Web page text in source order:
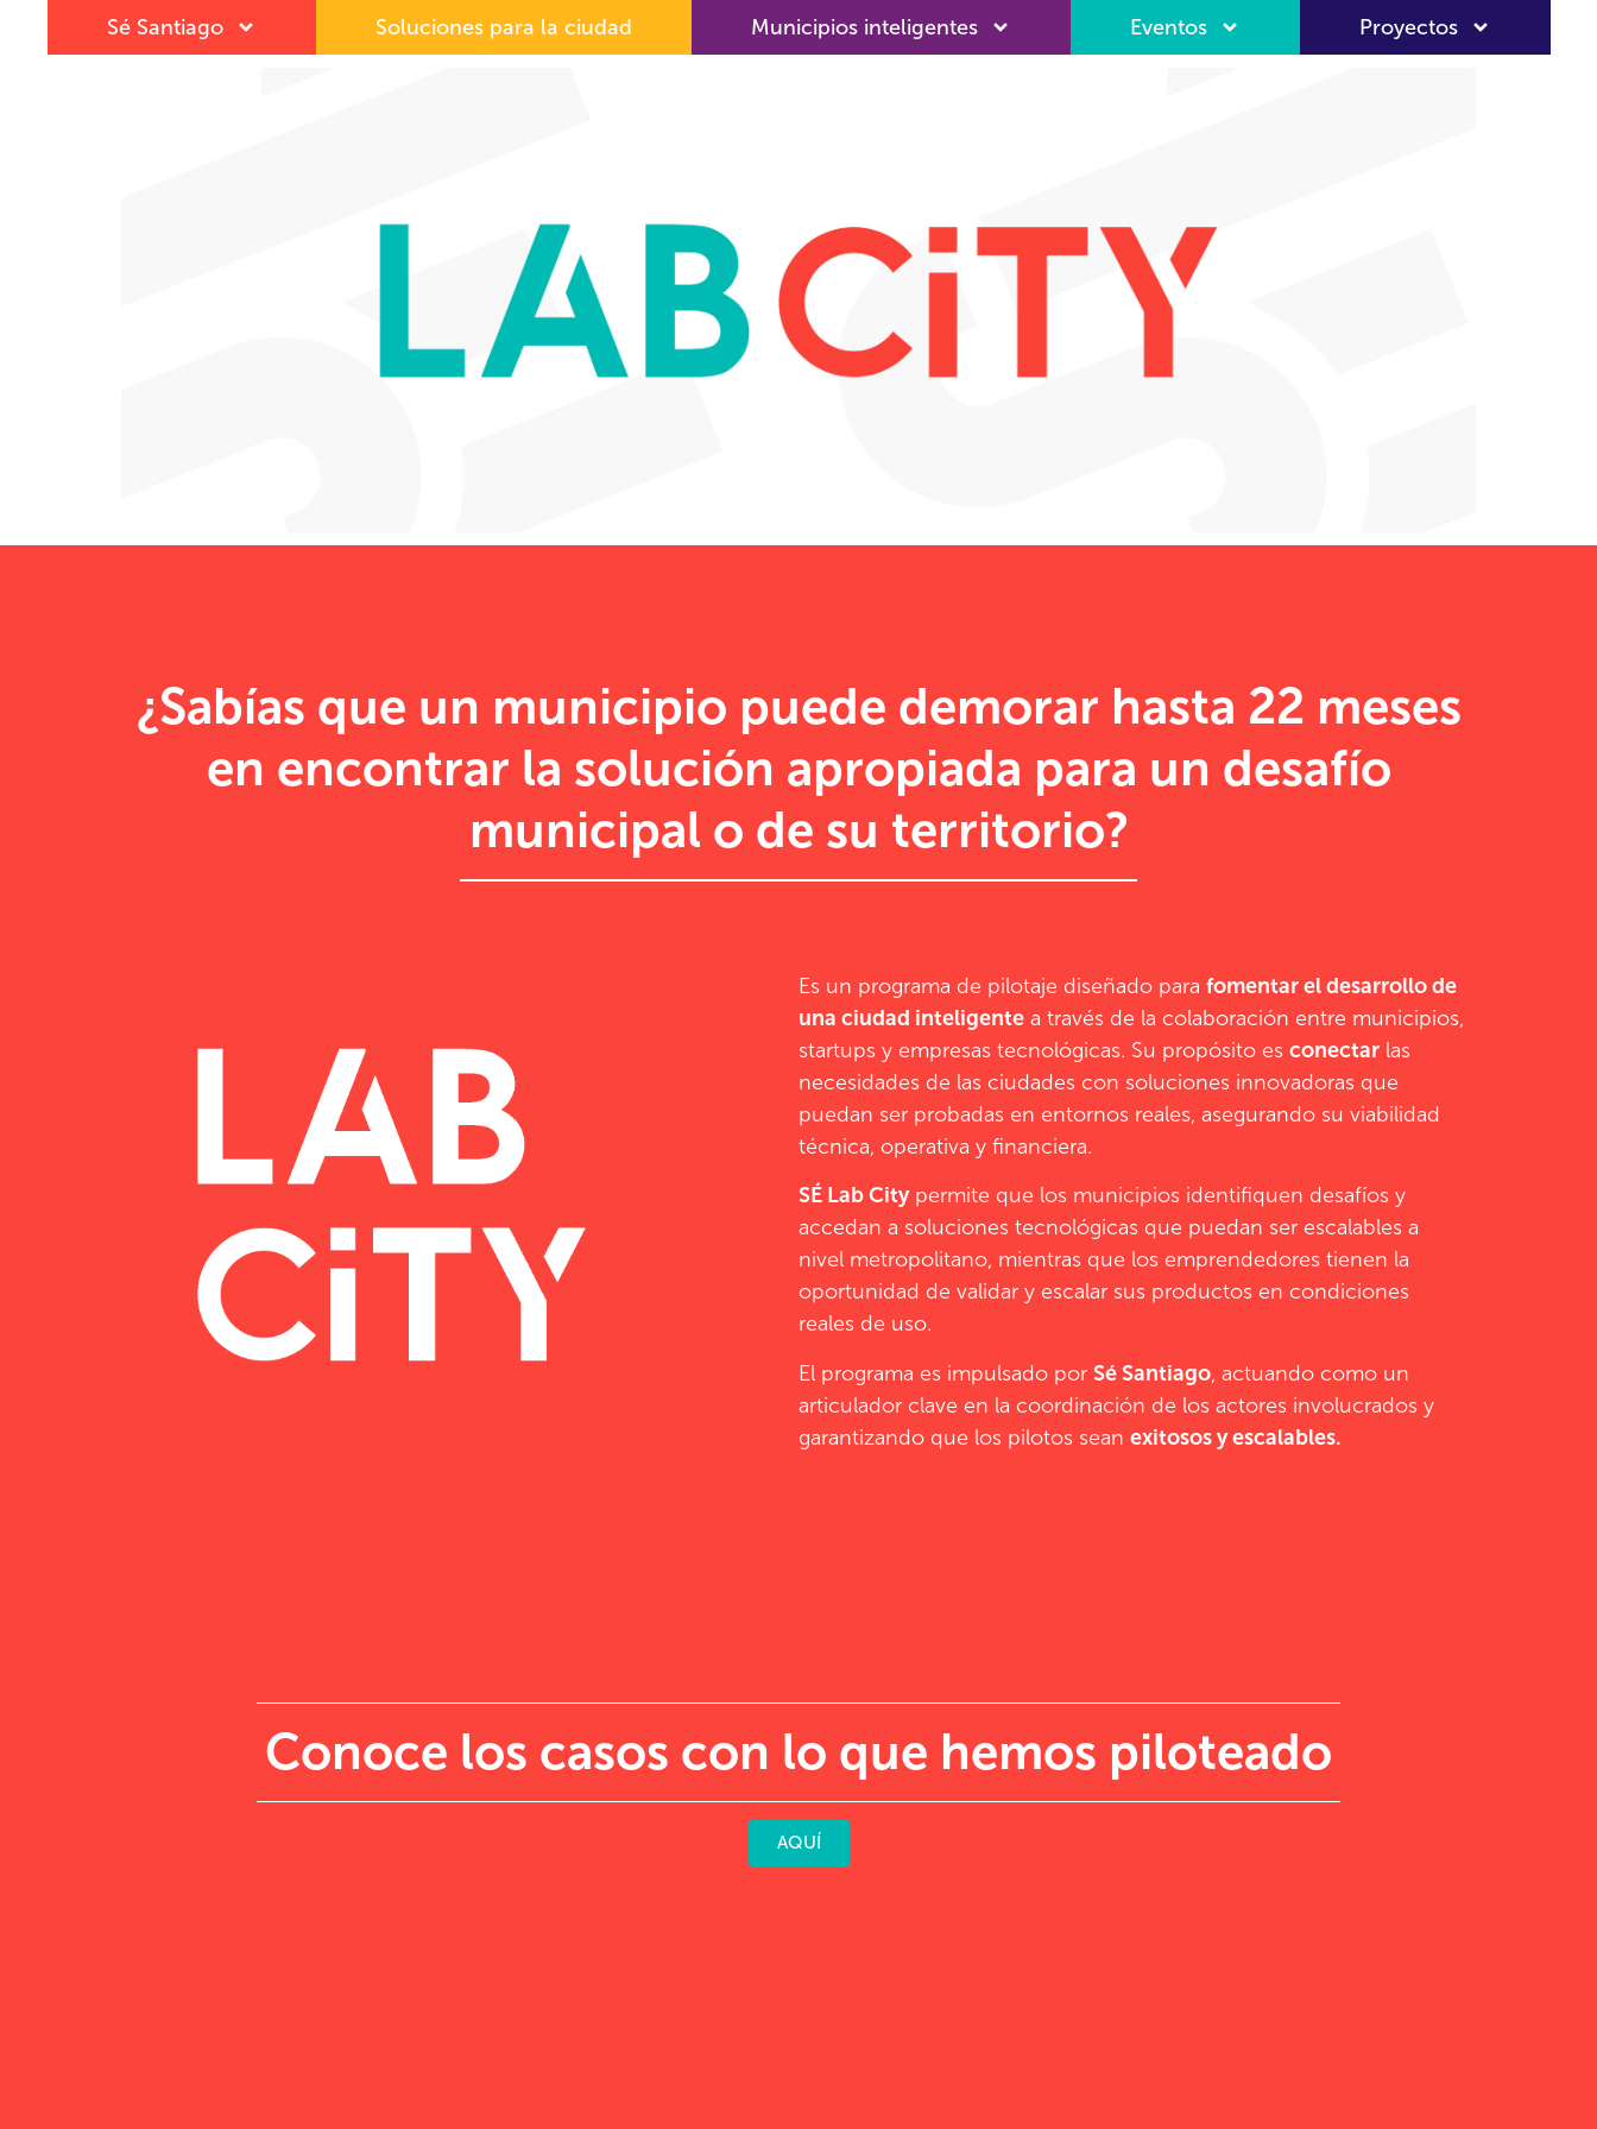
Sé Santiago Soluciones para la ciudad Municipios inteligentes Eventos Proyectos
¿Sabías que un municipio puede demorar hasta 22 meses
en encontrar la solución apropiada para un desafío
municipal o de su territorio?
Es un programa de pilotaje diseñado para fomentar el desarrollo de
una ciudad inteligente a través de la colaboración entre municipios,
startups y empresas tecnológicas. Su propósito es conectar las
necesidades de las ciudades con soluciones innovadoras que
puedan ser probadas en entornos reales, asegurando su viabilidad
técnica, operativa y financiera.
SÉ Lab Citypermite que los municipios identifiquen desafíos y
accedan a soluciones tecnológicas que puedan ser escalables a
nivel metropolitano, mientras que los emprendedores tienen la
oportunidad de validar y escalar sus productos en condiciones
reales de uso.
El programa es impulsado por Sé Santiago, actuando como un
articulador clave en la coordinación de los actores involucrados y
garantizando que los pilotos sean exitosos y escalables.
Conoce los casos con lo que hemos piloteado
AQUÍ